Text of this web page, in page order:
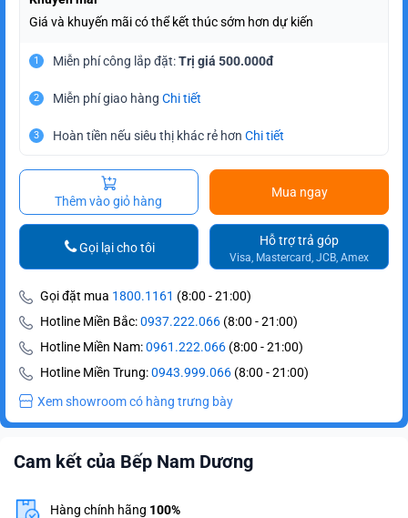
Giá và khuyến mãi có thể kết thúc sớm hơn dự kiến
1 Miễn phí công lắp đặt:Trị giá 500.000đ
2 Miễn phí giao hàng Chi tiết
3 Hoàn tiền nếu siêu thị khác rẻ hơn Chi tiết
Thêm vào giỏ hàng
Mua ngay
Hỗ trợ trả góp
Visa, Mastercard, JCB, Amex
Gọi lại cho tôi
Gọi đặt mua 1800.1161 (8:00 - 21:00)
Hotline Miền Bắc:0937.222.066 (8:00 - 21:00)
Hotline Miền Nam:0961.222.066 (8:00 - 21:00)
Hotline Miền Trung:0943.999.066 (8:00 - 21:00)
Xem showroom có hàng trưng bày
Cam kết của Bếp Nam Dương
Hàng chính hãng 100%